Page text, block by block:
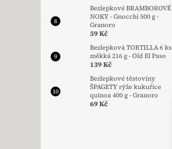
Bezlepkové BRAMBOROVÉ
NOKY - Gnocchi 500 g -
Granoro
59 Kč
Bezlepková TORTILLA 6 ks
měkká 216 g - Old El Paso
139 Kč
Bezlepkové těstoviny
ŠPAGETY rýže kukuřice
quinoa 400 g - Granoro
69 Kč